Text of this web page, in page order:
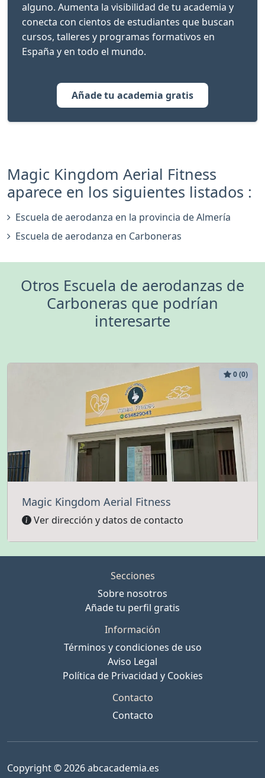
alguno. Aumenta la visibilidad de tu academia y
conecta con cientos de estudiantes que buscan
cursos, talleres y programas formativos en
España y en todo el mundo.
Añade tu academia gratis
Magic Kingdom Aerial Fitness
aparece en los siguientes listados :
Escuela de aerodanza en la provincia de Almería
Escuela de aerodanza en Carboneras
Otros Escuela de aerodanzas de
Carboneras que podrían
interesarte
0 (0)
Magic Kingdom Aerial Fitness
Ver dirección y datos de contacto
Secciones
Sobre nosotros
Añade tu perfil gratis
Información
Términos y condiciones de uso
Aviso Legal
Política de Privacidad y Cookies
Contacto
Contacto
Copyright © 2026 abcacademia.es